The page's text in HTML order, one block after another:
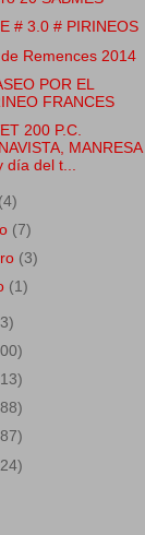
# 3.0 # PIRINEOS
Remences 2014
POR EL
FRANCES
200 P.C.
MANRESA
día del t...
(4)
(7)
(3)
(1)